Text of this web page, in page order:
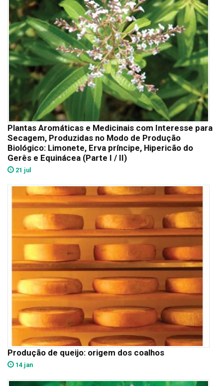
Plantas Aromáticas e Medicinais com Interesse para
Secagem, Produzidas no Modo de Produção
Biológico: Limonete, Erva príncipe, Hipericão do
Gerês e Equinácea (Parte I / II)
21 jul
Produção de queijo: origem dos coalhos
14 jan